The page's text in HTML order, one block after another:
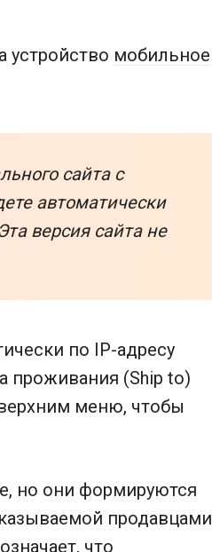
устройство мобильное
сайта с
автоматически
версия сайта не
по IP-адресу
проживания (Ship to)
меню, чтобы
но они формируются
продавцами
что